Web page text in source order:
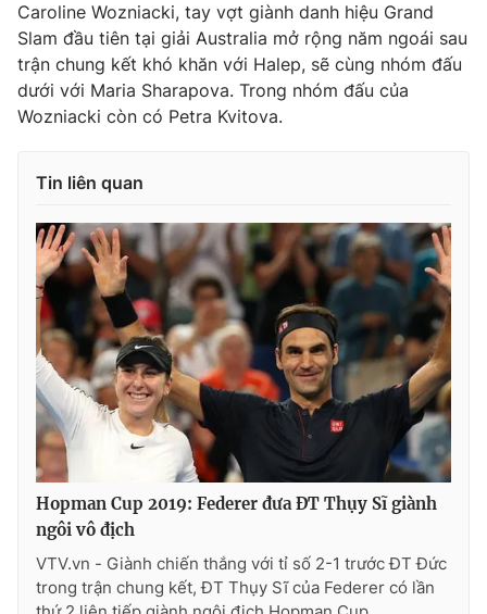
Tư vấn
Chuyên mục khác
Emagazine Podcast
Video Shorts video
VTV Money VTV Thể thao
VTV Sức khoẻ Bất động sản
Thị trường 24h Tấm lòng Việt
VTV4 Vươn mình bằng AI
VTV9
Liên hệ tòa soạn English
Caroline Wozniacki, tay vợt giành danh hiệu Grand
Slam đầu tiên tại giải Australia mở rộng năm ngoái sau
trận chung kết khó khăn với Halep, sẽ cùng nhóm đấu
dưới với Maria Sharapova. Trong nhóm đấu của
Wozniacki còn có Petra Kvitova.
Tin liên quan
Hopman Cup 2019: Federer đưa ĐT Thụy Sĩ giành
ngôi vô địch
VTV.vn - Giành chiến thắng với tỉ số 2-1 trước ĐT Đức
trong trận chung kết, ĐT Thụy Sĩ của Federer có lần